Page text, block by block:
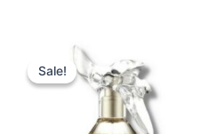
Sale!
Sale!
Original
price
was:
525,00 kr..
price
is:
385,00 kr..